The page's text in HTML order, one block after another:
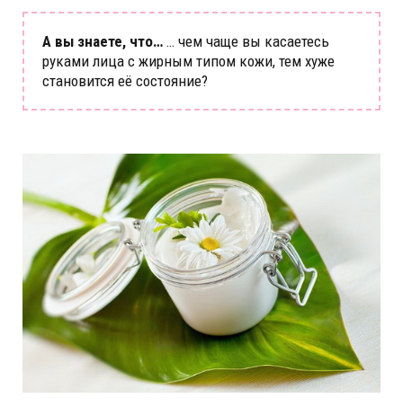
А вы знаете, что… … чем чаще вы касаетесь
руками лица с жирным типом кожи, тем хуже
становится её состояние?